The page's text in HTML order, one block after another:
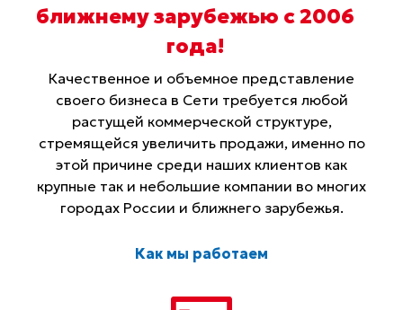
ближнему зарубежью с 2006
года!
Качественное и объемное представление
своего бизнеса в Сети требуется любой
растущей коммерческой структуре,
стремящейся увеличить продажи, именно по
этой причине среди наших клиентов как
крупные так и небольшие компании во многих
городах России и ближнего зарубежья.
Как мы работаем